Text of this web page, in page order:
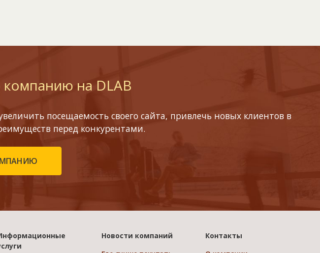
на DLAB
посещаемость своего сайта, привлечь новых клиентов в
перед конкурентами.
Новости компаний
Контакты